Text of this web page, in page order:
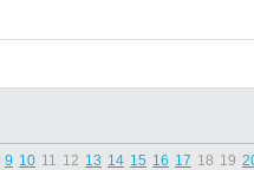
9 10 11 12 13 14 15 16 17 18 19